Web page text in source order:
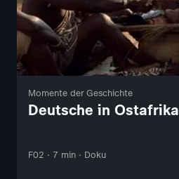
Momente der Geschichte
Deutsche in Ostafrika
F02 · 7 min · Doku